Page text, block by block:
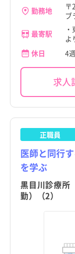
神奈川県
新潟県
石川県
長野県
岐阜県
静岡県
練馬区
足立区
葛飾区
江戸川区
武蔵野市
三鷹市
青梅市
府中市
昭島市
東久留米市
職種・資格
看護師
施設形態
病院
クリニック
勤務形態
常勤（夜
パート・
こだわり す
4週8休以上
土日祝休み
年間休日
日勤のみ
勤務地
〒
ブ
最寄駅
よ
休日
4
求人
正職員
医師と同行
を学ぶ
黒目川診療所
勤）（2）
神奈川県
新潟県
石川県
長野県
岐阜県
静岡県
練馬区
足立区
葛飾区
江戸川区
武蔵野市
三鷹市
青梅市
府中市
昭島市
東久留米市
職種・資格
看護師
施設形態
病院
クリニック
勤務形態
常勤（夜
パート・
こだわり す
4週8休以上
土日祝休み
年間休日
日勤のみ